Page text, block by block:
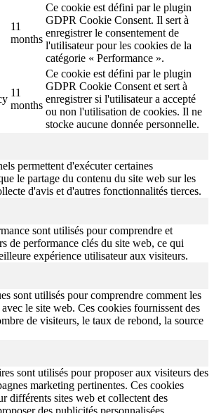
11
months
Ce cookie est défini par le plugin
GDPR Cookie Consent. Il sert à
enregistrer le consentement de
l'utilisateur pour les cookies de la
catégorie « Performance ».
11
months
Ce cookie est défini par le plugin
GDPR Cookie Consent et sert à
enregistrer si l'utilisateur a accepté
ou non l'utilisation de cookies. Il ne
stocke aucune donnée personnelle.
permettent d'exécuter certaines
le partage du contenu du site web sur les
d'avis et d'autres fonctionnalités tierces.
sont utilisés pour comprendre et
de performance clés du site web, ce qui
expérience utilisateur aux visiteurs.
sont utilisés pour comprendre comment les
le site web. Ces cookies fournissent des
de visiteurs, le taux de rebond, la source
sont utilisés pour proposer aux visiteurs des
marketing pertinentes. Ces cookies
différents sites web et collectent des
des publicités personnalisées.